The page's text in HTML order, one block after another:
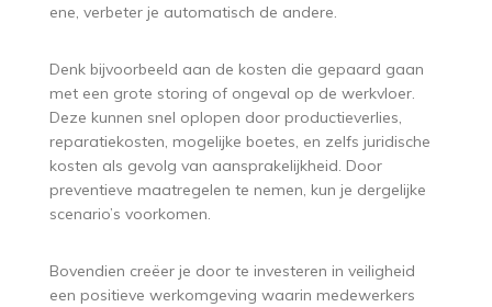
ene, verbeter je automatisch de andere.
Denk bijvoorbeeld aan de kosten die gepaard gaan
met een grote storing of ongeval op de werkvloer.
Deze kunnen snel oplopen door productieverlies,
reparatiekosten, mogelijke boetes, en zelfs juridische
kosten als gevolg van aansprakelijkheid. Door
preventieve maatregelen te nemen, kun je dergelijke
scenario’s voorkomen.
Bovendien creëer je door te investeren in veiligheid
een positieve werkomgeving waarin medewerkers